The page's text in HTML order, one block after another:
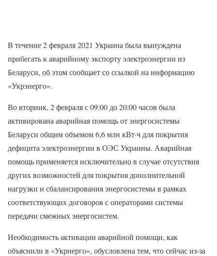
В течение 2 февраля 2021 Украина была вынуждена
прибегать к аварийному экспорту электроэнергии из
Беларуси, об этом сообщает со ссылкой на информацию
«Укрэнерго».
Во вторник, 2 февраля с 09:00 до 20:00 часов была
активирована аварийная помощь от энергосистемы
Беларуси общим объемом 6,6 млн кВт·ч для покрытия
дефицита электроэнергии в ОЭС Украины. Аварийная
помощь применяется исключительно в случае отсутствия
других возможностей для покрытия дополнительной
нагрузки и сбалансирования энергосистемы в рамках
соответствующих договоров с операторами системы
передачи смежных энергосистем.
Необходимость активации аварийной помощи, как
объяснили в «Укрнерго», обусловлена тем, что сейчас из-за